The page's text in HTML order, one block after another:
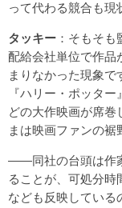
って代わる競合も現
タッキー ：そもそ
配給会社単位で作品
まりなかった現象で
『ハリー・ポッタ
どの大作映画が席巻
まは映画ファンの裾
――同社の台頭は作
ることが、可処分
なども反映している